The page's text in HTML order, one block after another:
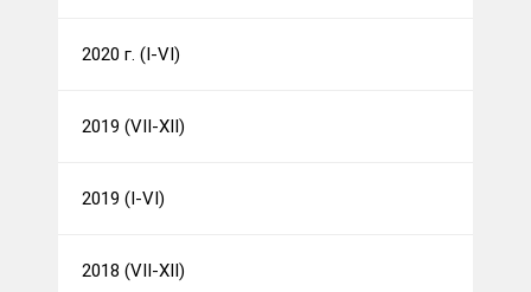
2020 г. (I-VI)
2019 (VII-XII)
2019 (I-VI)
2018 (VII-XII)